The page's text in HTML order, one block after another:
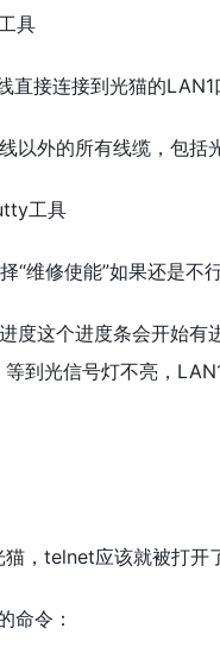
具
直接连接到光猫的
以外的所有线缆，包括
工具
“维修使能”如果还是
度这个进度条会开始
到光信号灯不亮，
，telnet应该就被打开
命令：